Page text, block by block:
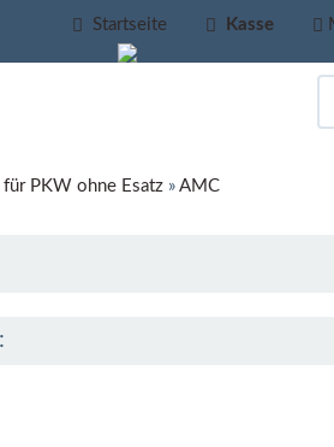
Startseite Kasse
PKW ohne Esatz» AMC